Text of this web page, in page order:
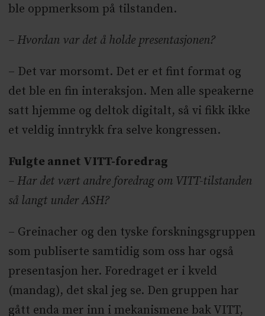
ble oppmerksom på tilstanden.
– Hvordan var det å holde presentasjonen?
– Det var morsomt. Det er et fint format og
det ble en fin interaksjon. Men alle speakerne
satt hjemme og deltok digitalt, så vi fikk ikke
et veldig inntrykk fra selve kongressen.
Fulgte annet VITT-foredrag
– Har det vært andre foredrag om VITT-tilstanden
så langt under ASH?
– Greinacher og den tyske forskningsgruppen
som publiserte samtidig som oss har også
presentasjon her. Foredraget er i kveld
(mandag), det skal jeg se. Den gruppen har
gått enda mer inn i mekanismene bak VITT,